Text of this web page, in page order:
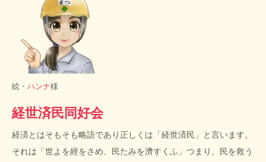
絵・ ハンナ様
経世済民同好会
経済とはそもそも略語であり正しくは「経世済民」と言います。
それは「世よを經をさめ、民たみを濟すくふ」つまり、民を救う